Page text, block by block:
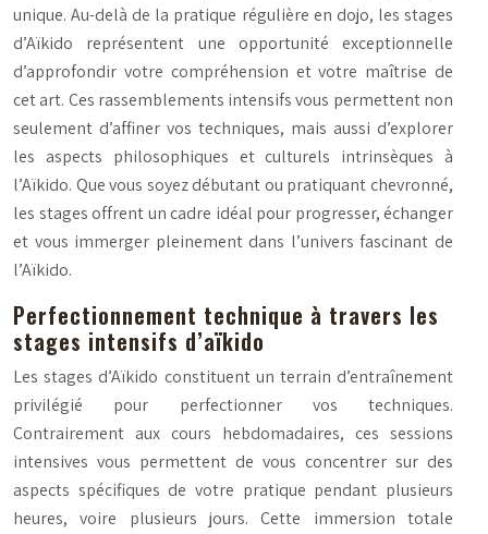
unique. Au-delà de la pratique régulière en dojo, les stages
d’Aïkido représentent une opportunité exceptionnelle
d’approfondir votre compréhension et votre maîtrise de
cet art. Ces rassemblements intensifs vous permettent non
seulement d’affiner vos techniques, mais aussi d’explorer
les aspects philosophiques et culturels intrinsèques à
l’Aïkido. Que vous soyez débutant ou pratiquant chevronné,
les stages offrent un cadre idéal pour progresser, échanger
et vous immerger pleinement dans l’univers fascinant de
l’Aïkido.
Perfectionnement technique à travers les
stages intensifs d’aïkido
Les stages d’Aïkido constituent un terrain d’entraînement
privilégié pour perfectionner vos techniques.
Contrairement aux cours hebdomadaires, ces sessions
intensives vous permettent de vous concentrer sur des
aspects spécifiques de votre pratique pendant plusieurs
heures, voire plusieurs jours. Cette immersion totale